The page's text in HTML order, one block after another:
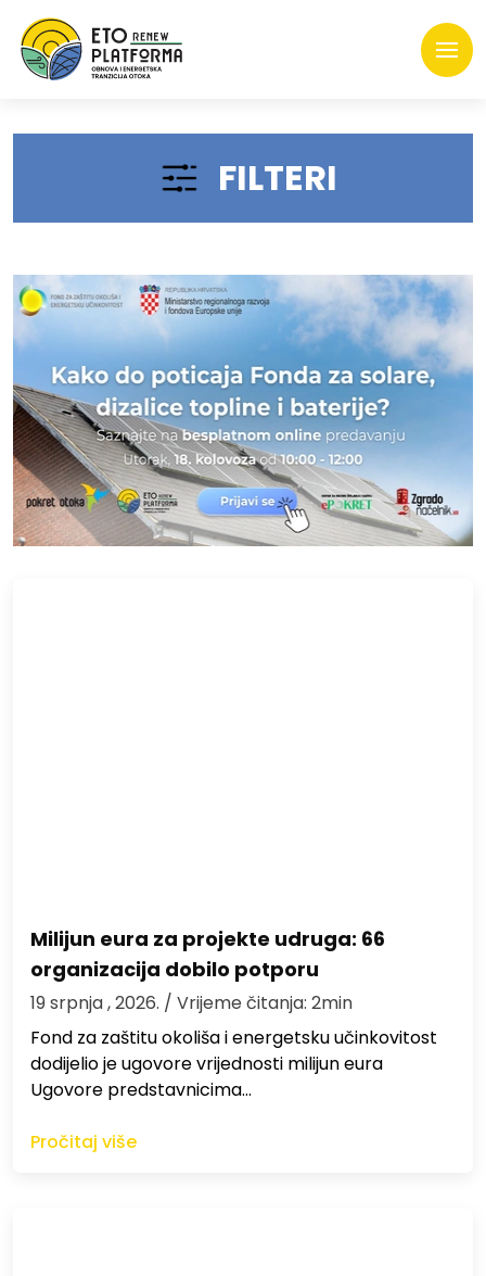
FILTERI
Milijun eura za projekte udruga: 66
organizacija dobilo potporu
19 srpnja , 2026. / Vrijeme čitanja: 2min
Fond za zaštitu okoliša i energetsku učinkovitost
dodijelio je ugovore vrijednosti milijun eura
Ugovore predstavnicima…
Pročitaj više